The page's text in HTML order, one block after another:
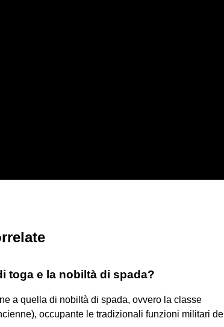
toga e la nobiltà di spada?
a quella di nobiltà di spada, ovvero la classe
occupante le tradizionali funzioni militari del